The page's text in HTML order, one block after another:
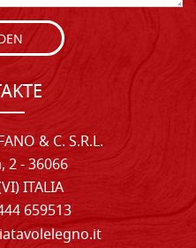
& C. S.R.L.
2 - 36066
ITALIA
659513